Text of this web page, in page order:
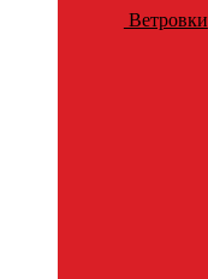
Ветровки